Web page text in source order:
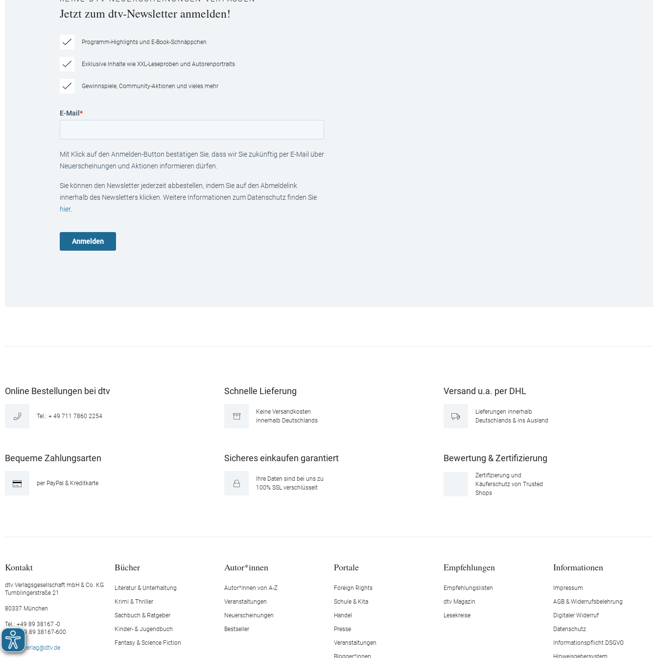
Jetzt zum dtv-Newsletter anmelden!
Programm-Highlights und E-Book-Schnäppchen
Exklusive Inhalte wie XXL-Leseproben und Autorenportraits
Gewinnspiele, Community-Aktionen und vieles mehr
E-Mail *
Mit Klick auf den Anmelden-Button bestätigen Sie, dass wir Sie zukünftig per E-Mail über
Neuerscheinungen und Aktionen informieren dürfen.
Sie können den Newsletter jederzeit abbestellen, indem Sie auf den Abmeldelink
innerhalb des Newsletters klicken. Weitere Informationen zum Datenschutz finden Sie
hier.
Online Bestellungen bei dtv
Tel.: + 49 711 7860 2254
Schnelle Lieferung
Keine Versandkosten
innerhalb Deutschlands
Versand u.a. per DHL
Lieferungen innerhalb
Deutschlands & ins Ausland
Bequeme Zahlungsarten
per PayPal & Kreditkarte
Sicheres einkaufen garantiert
Ihre Daten sind bei uns zu
100% SSL verschlüsselt
Bewertung & Zertifizierung
Zertifizierung und
Käuferschutz von Trusted
Shops
Kontakt
dtv Verlagsgesellschaft mbH & Co. KG
Tumblingerstraße 21
80337 München
Tel.: +49 89 38167 -0
Fax: +49 89 38167-600
E-Mail:verlag@dtv.de
Bücher
Literatur & Unterhaltung
Krimi & Thriller
Sachbuch & Ratgeber
Kinder- & Jugendbuch
Fantasy & Science Fiction
Autor*innen
Autor*innen von A-Z
Veranstaltungen
Neuerscheinungen
Bestseller
Portale
Foreign Rights
Schule & Kita
Handel
Presse
Veranstaltungen
Blogger*innen
Empfehlungen
Empfehlungslisten
dtv Magazin
Lesekreise
Informationen
Impressum
AGB & Widerrufsbelehrung
Digitaler Widerruf
Datenschutz
Informationspflicht DSGVO
Hinweisgebersystem